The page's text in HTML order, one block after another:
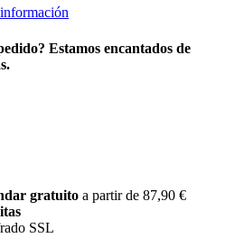
Estamos encantados de
gratuito a partir de 87,90 €
SSL